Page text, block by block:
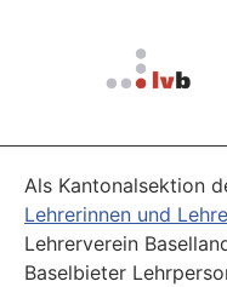
Als Kantonalsektion
Lehrerinnen und
Lehrerverein
Baselbieter